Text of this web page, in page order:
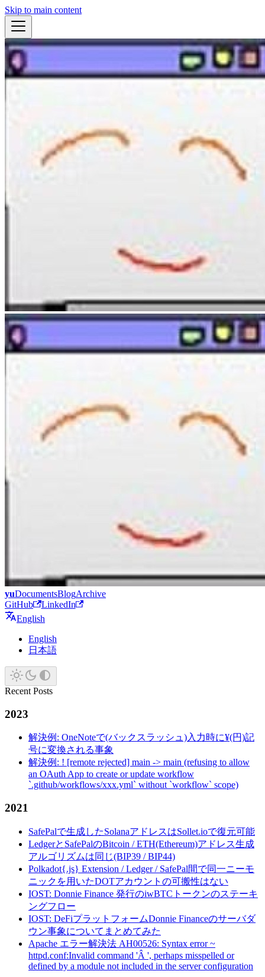
Skip to main content
yuDocumentsBlogArchive
GitHub
LinkedIn
English
English
日本語
Recent Posts
2023
解決例: OneNoteで(バックスラッシュ)入力時に¥(円)記
号に変換される事象
解決例: ! [remote rejected] main -> main (refusing to allow
an OAuth App to create or update workflow
`.github/workflows/xxx.yml` without `workflow` scope)
2021
SafePalで生成したSolanaアドレスはSollet.ioで復元可能
LedgerとSafePalのBitcoin / ETH(Ethereum)アドレス生成
アルゴリズムは同じ(BIP39 / BIP44)
Polkadot{.js} Extension / Ledger / SafePal間で同一ニーモ
ニックを用いたDOTアカウントの可搬性はない
IOST: Donnie Finance 発行のiwBTCトークンのステーキ
ングフロー
IOST: DeFiプラットフォームDonnie Financeのサーバダ
ウン事象についてまとめてみた
Apache エラー解決法 AH00526: Syntax error ~
httpd.conf:Invalid command 'Â ', perhaps misspelled or
defined by a module not included in the server configuration